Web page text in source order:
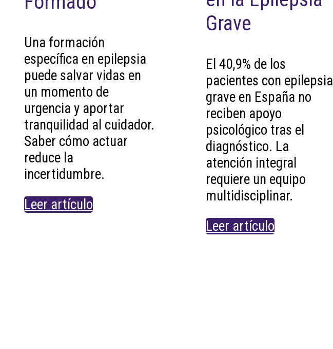
Una formación
específica en epilepsia
puede salvar vidas en
un momento de
urgencia y aportar
tranquilidad al cuidador.
Saber cómo actuar
reduce la
incertidumbre.
Leer artículo
Grave
El 40,9% de los
pacientes con epilepsia
grave en España no
reciben apoyo
psicológico tras el
diagnóstico. La
atención integral
requiere un equipo
multidisciplinar.
Leer artículo